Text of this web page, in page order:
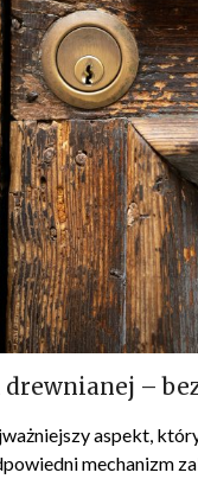
–
aspekt,
mechanizm